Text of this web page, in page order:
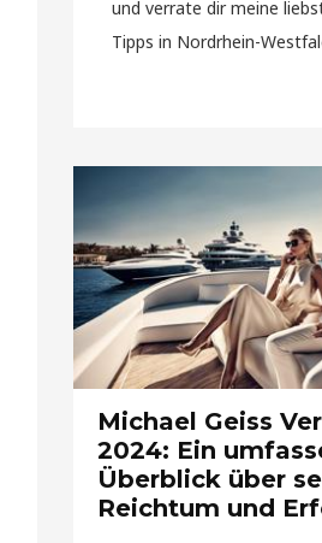
und verrate dir meine
Tipps in Nordrhein-
Michael Geiss
2024: Ein
Überblick über
Reichtum und